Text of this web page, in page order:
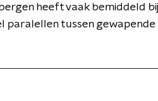
heeft vaak bemiddeld bij
paralellen tussen